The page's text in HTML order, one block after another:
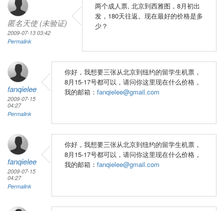
匿名天使 (未验证)
2009-07-13 03:42
Permalink
两个成人票, 北京到西雅图，8月初出
发，180天往返。现在最好的价格是多
少？
fanqielee
2009-07-15
04:27
Permalink
你好，我想要三张从北京到纽约的留学生机票，
8月15-17号都可以，请问你这里现在什么价格，
我的邮箱： fanqielee@gmail.com
fanqielee
2009-07-15
04:27
Permalink
你好，我想要三张从北京到纽约的留学生机票，
8月15-17号都可以，请问你这里现在什么价格，
我的邮箱： fanqielee@gmail.com